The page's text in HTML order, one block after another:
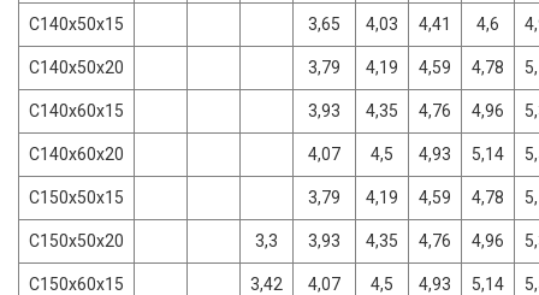
C140x50x15 3,65 4,03 4,41 4,6
C140x50x20 3,79 4,19 4,59 4,78
C140x60x15 3,93 4,35 4,76 4,96
C140x60x20 4,07 4,5 4,93 5,14
C150x50x15 3,79 4,19 4,59 4,78
C150x50x20 3,3 3,93 4,35 4,76 4,96
C150x60x15 3,42 4,07 4,5 4,93 5,14